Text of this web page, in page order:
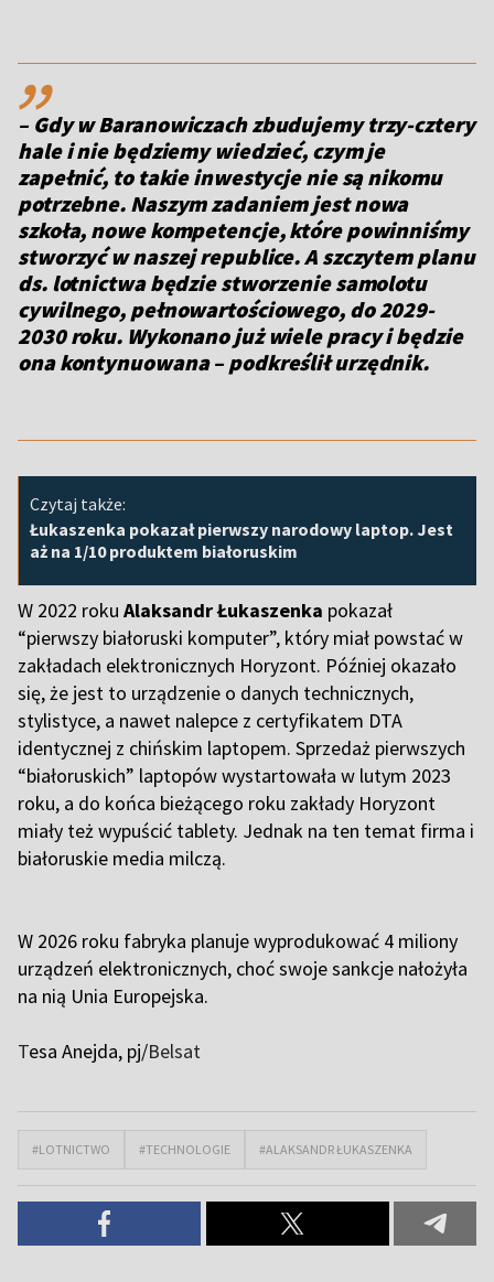
,,
– Gdy w Baranowiczach zbudujemy trzy-cztery
hale i nie będziemy wiedzieć, czym je
zapełnić, to takie inwestycje nie są nikomu
potrzebne. Naszym zadaniem jest nowa
szkoła, nowe kompetencje, które powinniśmy
stworzyć w naszej republice. A szczytem planu
ds. lotnictwa będzie stworzenie samolotu
cywilnego, pełnowartościowego, do 2029-
2030 roku. Wykonano już wiele pracy i będzie
ona kontynuowana – podkreślił urzędnik.
Czytaj także:
Łukaszenka pokazał pierwszy narodowy laptop. Jest
aż na 1/10 produktem białoruskim
W 2022 roku Alaksandr Łukaszenka pokazał
“pierwszy białoruski komputer”, który miał powstać w
zakładach elektronicznych Horyzont. Później okazało
się, że jest to urządzenie o danych technicznych,
stylistyce, a nawet nalepce z certyfikatem DTA
identycznej z chińskim laptopem. Sprzedaż pierwszych
“białoruskich” laptopów wystartowała w lutym 2023
roku, a do końca bieżącego roku zakłady Horyzont
miały też wypuścić tablety. Jednak na ten temat firma i
białoruskie media milczą.
W 2026 roku fabryka planuje wyprodukować 4 miliony
urządzeń elektronicznych, choć swoje sankcje nałożyła
na nią Unia Europejska.
Tesa Anejda, pj/Belsat
#LOTNICTWO #TECHNOLOGIE #ALAKSANDR ŁUKASZENKA